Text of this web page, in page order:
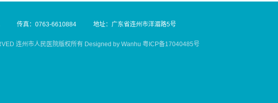
传真：0763-6610884 地址：广东省连州市洋湄路5号
连州市人民医院版权所有 Designed by Wanhu 粤ICP备17040485号